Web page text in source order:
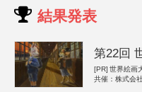
結果発表
第22回
[PR] 世界絵画
共催：株式会